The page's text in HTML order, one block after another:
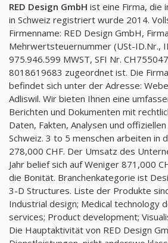
RED Design GmbH ist eine Firma, die
in Schweiz registriert wurde 2014.
Firmenname: RED Design GmbH,
Mehrwertsteuernummer (USt-ID.Nr.,
975.946.599 MWST, SFI Nr.
8018619683 zugeordnet ist. Die
befindet sich unter der Adresse:
Adliswil. Wir bieten Ihnen eine
Berichten und Dokumenten mit
Daten, Fakten, Analysen und
Schweiz. 3 to 5 menschen arbeiten in
278,000 CHF. Der Umsatz des
Jahr belief sich auf Weniger 871,000
die Bonität. Branchenkategorie ist
3-D Structures. Liste der Produkte
Industrial design; Medical technology
services; Product development;
Die Hauptaktivität von RED Design